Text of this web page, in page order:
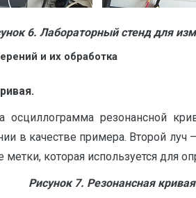
6. Лабораторный стенд для
и их обработка
осциллограмма резонансной
в качестве примера. Второй луч
метки, которая используется для
Рисунок 7. Резонансная